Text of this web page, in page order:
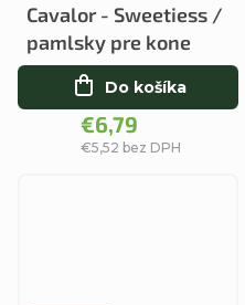
Cavalor - Sweetiess /
pamlsky pre kone
€5,52 bez DPH
€6,79
Do košíka